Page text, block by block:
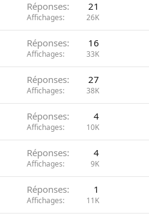
Réponses 21
Affichages 26K
Réponses 16
Affichages 33K
Réponses 27
Affichages 38K
Réponses 4
Affichages 10K
Réponses 4
Affichages 9K
Réponses 1
Affichages 11K